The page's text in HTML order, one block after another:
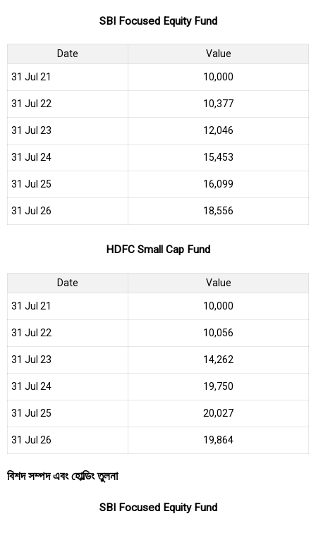
SBI Focused Equity Fund
Date Value
31 Jul 21 ₹10,000
31 Jul 22 ₹10,377
31 Jul 23 ₹12,046
31 Jul 24 ₹15,453
31 Jul 25 ₹16,099
31 Jul 26 ₹18,556
HDFC Small Cap Fund
Date Value
31 Jul 21 ₹10,000
31 Jul 22 ₹10,056
31 Jul 23 ₹14,262
31 Jul 24 ₹19,750
31 Jul 25 ₹20,027
31 Jul 26 ₹19,864
বিশদ সম্পদ এবং হোল্ডিং তুলনা
SBI Focused Equity Fund